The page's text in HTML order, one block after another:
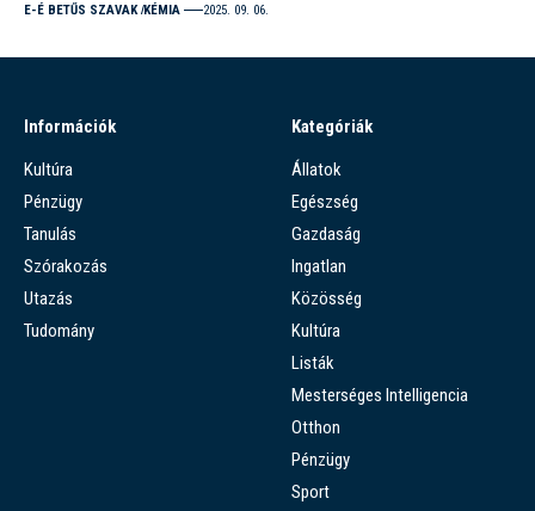
E-É BETŰS SZAVAK KÉMIA 2025. 09. 06.
Információk
Kultúra
Pénzügy
Tanulás
Szórakozás
Utazás
Tudomány
Kategóriák
Állatok
Egészség
Gazdaság
Ingatlan
Közösség
Kultúra
Listák
Mesterséges Intelligencia
Otthon
Pénzügy
Sport